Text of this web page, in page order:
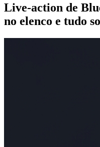
Live-action de
no elenco e tudo